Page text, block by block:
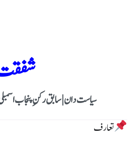
شفقت
سیاست دان | سابق رکنِ پنجاب اسمبلی
تعارف